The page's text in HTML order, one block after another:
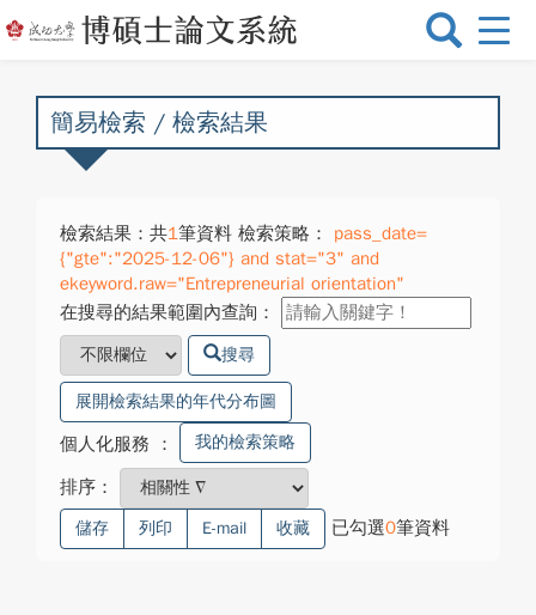
選
換
簡易檢索 / 檢索結果
檢索結果：共1筆資料 檢索策略：
pass_date=
{"gte":"2025-12-06"} and stat="3" and
ekeyword.raw="Entrepreneurial orientation"
在搜尋的結果範圍內查詢：
搜尋
展開檢索結果的年代分布圖
個人化服務 ： 我的檢索策略
排序：
儲存 列印 E-mail 收藏 已勾選0筆資料